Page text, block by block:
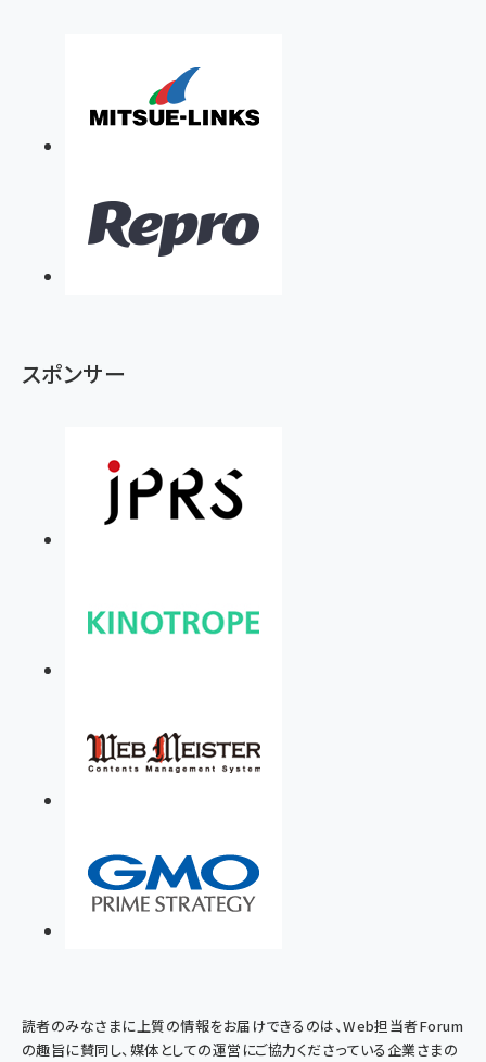
スポンサー
読者のみなさまに上質の情報をお届けできるのは、Web担当者Forum
の趣旨に賛同し、媒体としての運営にご協力くださっている企業さまの